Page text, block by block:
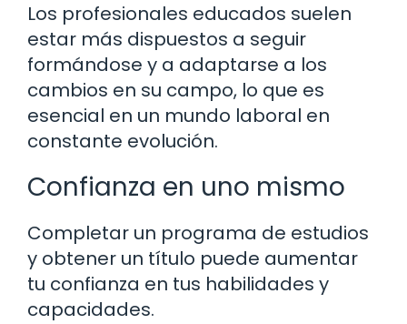
Los profesionales educados suelen
estar más dispuestos a seguir
formándose y a adaptarse a los
cambios en su campo, lo que es
esencial en un mundo laboral en
constante evolución.
Confianza en uno mismo
Completar un programa de estudios
y obtener un título puede aumentar
tu confianza en tus habilidades y
capacidades.